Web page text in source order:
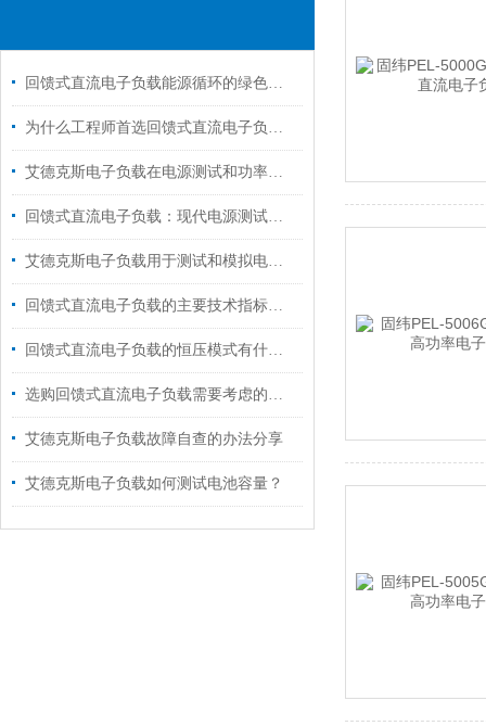
回馈式直流电子负载能源循环的绿色引擎
为什么工程师首选回馈式直流电子负载进行电源测试？
艾德克斯电子负载在电源测试和功率调节方面发挥着重要作用
回馈式直流电子负载：现代电源测试与调试的得力助手
艾德克斯电子负载用于测试和模拟电源的负载条件
回馈式直流电子负载的主要技术指标说明
回馈式直流电子负载的恒压模式有什么用途?
选购回馈式直流电子负载需要考虑的九大要素
艾德克斯电子负载故障自查的办法分享
艾德克斯电子负载如何测试电池容量？